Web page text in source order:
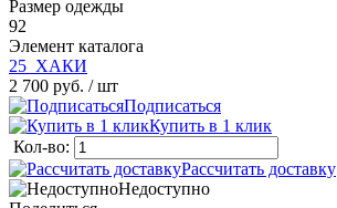
Размер одежды
92
Элемент каталога
25_ХАКИ
2 700 руб. / шт
Подписаться
Купить в 1 клик
Кол-во:
Рассчитать доставку
Недоступно